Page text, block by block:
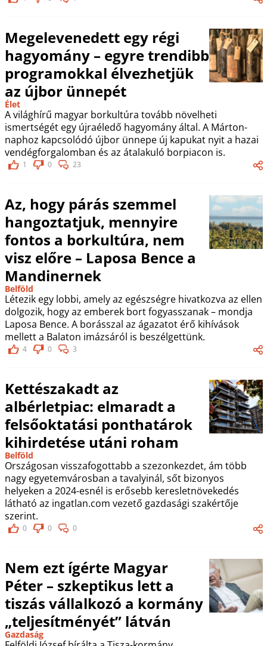
Megelevenedett egy régi
hagyomány – egyre trendibb
programokkal élvezhetjük
az újbor ünnepét
Élet
A világhírű magyar borkultúra tovább növelheti
ismertségét egy újraéledő hagyomány által. A Márton-
naphoz kapcsolódó újbor ünnepe új kapukat nyit a hazai
vendégforgalomban és az átalakuló borpiacon is.
1 0 23
Az, hogy párás szemmel
hangoztatjuk, mennyire
fontos a borkultúra, nem
visz előre – Laposa Bence a
Mandinernek
Belföld
Létezik egy lobbi, amely az egészségre hivatkozva az ellen
dolgozik, hogy az emberek bort fogyasszanak – mondja
Laposa Bence. A borásszal az ágazatot érő kihívások
mellett a Balaton imázsáról is beszélgettünk.
4 0 3
Kettészakadt az
albérletpiac: elmaradt a
felsőoktatási ponthatárok
kihirdetése utáni roham
Belföld
Országosan visszafogottabb a szezonkezdet, ám több
nagy egyetemvárosban a tavalyinál, sőt bizonyos
helyeken a 2024-esnél is erősebb keresletnövekedés
látható az ingatlan.com vezető gazdasági szakértője
szerint.
0 0 0
Nem ezt ígérte Magyar
Péter – szkeptikus lett a
tiszás vállalkozó a kormány
„teljesítményét” látván
Gazdaság